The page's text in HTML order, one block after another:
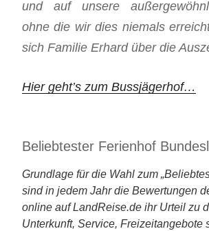
und auf unsere
ohne die wir dies niemals
sich Familie Erhard über die
Hier geht’s zum Bussjägerhof…
Beliebtester Ferienhof
Grundlage für die Wahl zum
sind in jedem Jahr die Bewertungen
online auf LandReise.de ihr Urteil zu
Unterkunft, Service, Freizeitangebote